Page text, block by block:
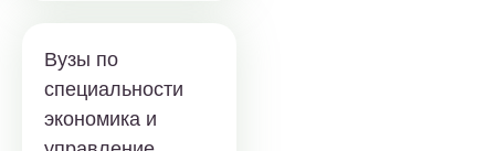
Вузы по
специальности
экономика и